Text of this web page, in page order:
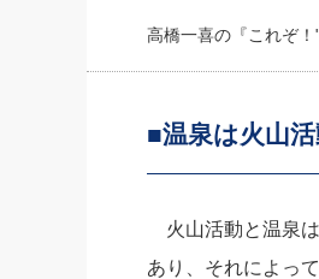
社長のための“儲か
継続経営 百話百
酒井
高橋一喜の『これぞ！
■温泉は火山
火山活動と温泉
あり、それによっ